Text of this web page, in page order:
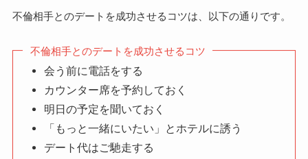
不倫相手とのデートを成功させるコツは、以下の通りです。
不倫相手とのデートを成功させるコツ
会う前に電話をする
カウンター席を予約しておく
明日の予定を聞いておく
「もっと一緒にいたい」とホテルに誘う
デート代はご馳走する